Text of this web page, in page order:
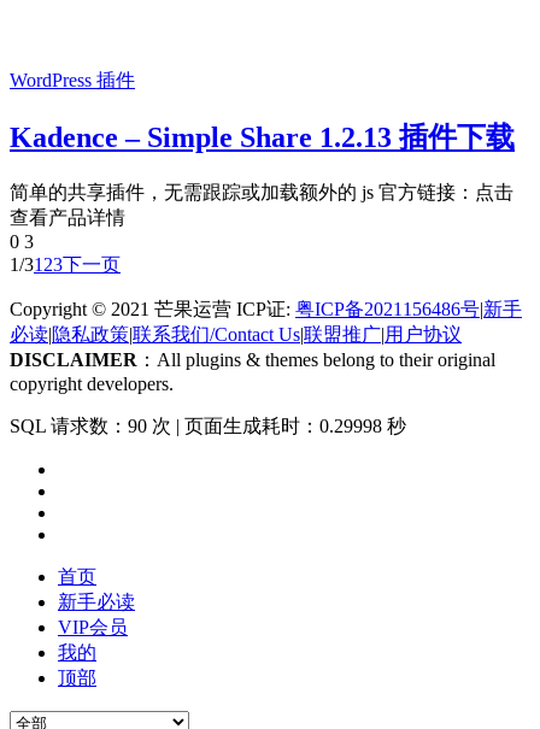
WordPress 插件
Kadence – Simple Share 1.2.13 插件下载
简单的共享插件，无需跟踪或加载额外的 js 官方链接：点击
查看产品详情
0 3
1/31 23下一页
Copyright © 2021 芒果运营 ICP证: 粤ICP备2021156486号|新手
必读|隐私政策|联系我们/Contact Us|联盟推广|用户协议
DISCLAIMER ：All plugins & themes belong to their original
copyright developers.
SQL 请求数：90 次 | 页面生成耗时：0.29998 秒
首页
新手必读
VIP会员
我的
顶部